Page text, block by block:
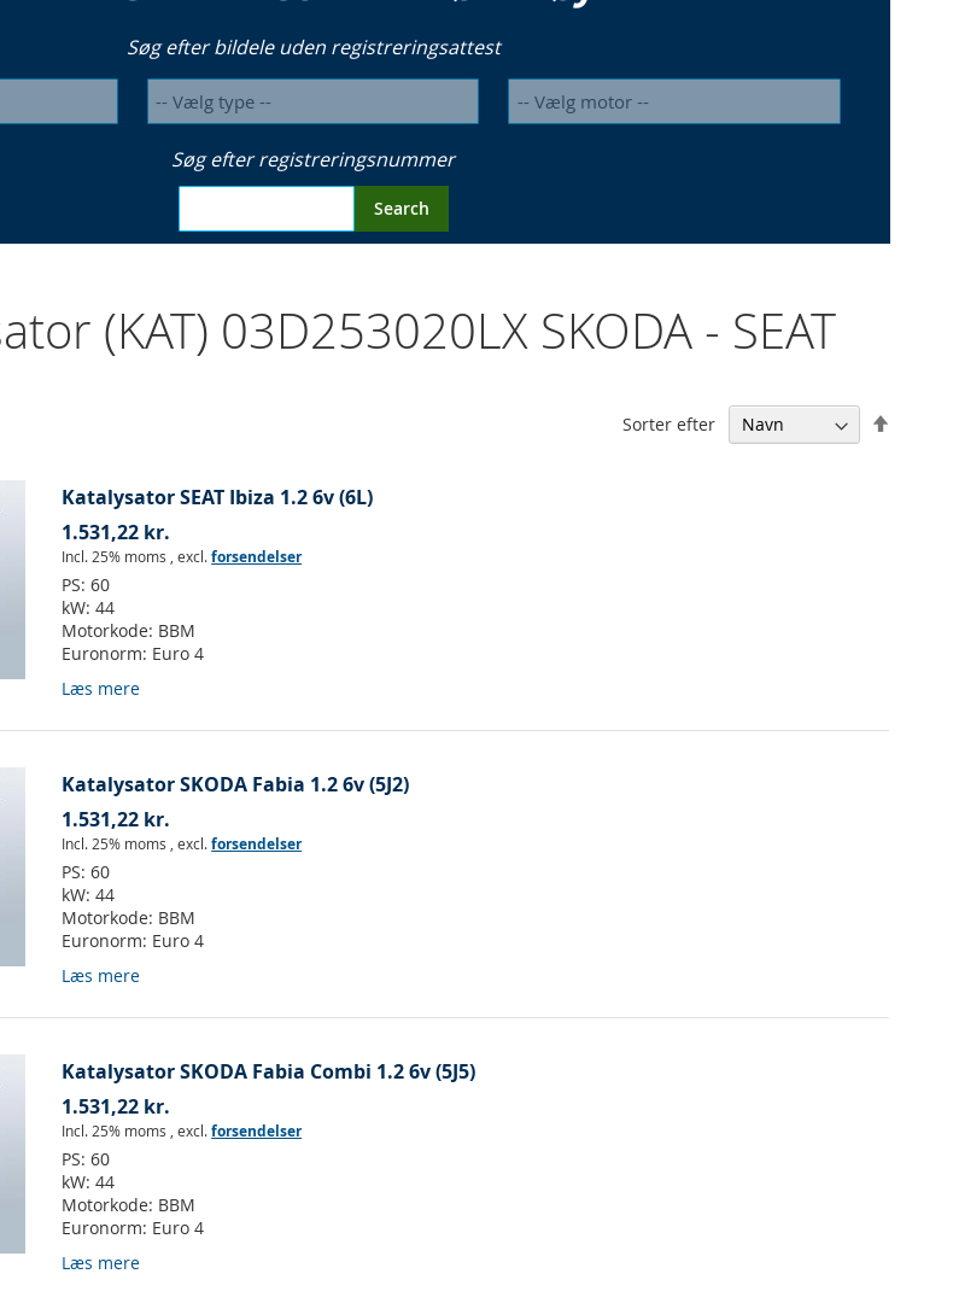
Søg efter bildele uden registreringsattest
Søg efter registreringsnummer
Search
(KAT) 03D253020LX SKODA - SEAT
Sorter efter
Katalysator SEAT Ibiza 1.2 6v (6L)
1.531,22 kr.
Incl. 25% moms ,excl.forsendelser
PS:60
kW:44
Motorkode: BBM
Euronorm: Euro 4
Læs mere
Katalysator SKODA Fabia 1.2 6v (5J2)
1.531,22 kr.
Incl. 25% moms ,excl.forsendelser
PS:60
kW:44
Motorkode: BBM
Euronorm: Euro 4
Læs mere
Katalysator SKODA Fabia Combi 1.2 6v (5J5)
1.531,22 kr.
Incl. 25% moms ,excl.forsendelser
PS:60
kW:44
Motorkode: BBM
Euronorm: Euro 4
Læs mere